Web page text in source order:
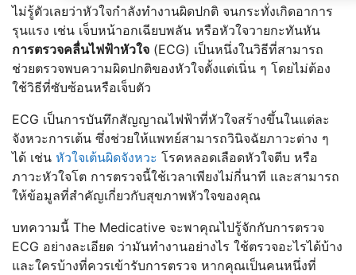
ไม่รู้ตัวเลยว่าหัวใจกำลังทำงานผิดปกติ จนกระทั่งเกิดอาการ
รุนแรง เช่น เจ็บหน้าอกเฉียบพลัน หรือหัวใจวายกะทันหัน
การตรวจคลื่นไฟฟ้าหัวใจ (ECG) เป็นหนึ่งในวิธีที่สามารถ
ช่วยตรวจพบความผิดปกติของหัวใจตั้งแต่เนิ่น ๆ โดยไม่ต้อง
ใช้วิธีที่ซับซ้อนหรือเจ็บตัว
ECG เป็นการบันทึกสัญญาณไฟฟ้าที่หัวใจสร้างขึ้นในแต่ละ
จังหวะการเต้น ซึ่งช่วยให้แพทย์สามารถวินิจฉัยภาวะต่าง ๆ
ได้ เช่น หัวใจเต้นผิดจังหวะ โรคหลอดเลือดหัวใจตีบ หรือ
ภาวะหัวใจโต การตรวจนี้ใช้เวลาเพียงไม่กี่นาที และสามารถ
ให้ข้อมูลที่สำคัญเกี่ยวกับสุขภาพหัวใจของคุณ
บทความนี้ The Medicative จะพาคุณไปรู้จักกับการตรวจ
ECG อย่างละเอียด ว่ามันทำงานอย่างไร ใช้ตรวจอะไรได้บ้าง
และใครบ้างที่ควรเข้ารับการตรวจ หากคุณเป็นคนหนึ่งที่